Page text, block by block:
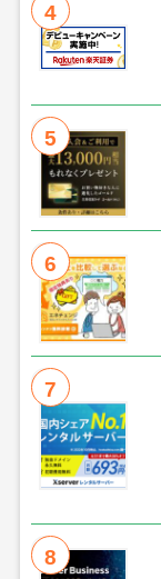
4
5
6
7
8